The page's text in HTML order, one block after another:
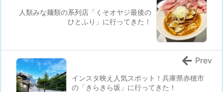
人類みな麺類の系列店「くそオヤジ最後の
ひとふり」に行ってきた！
インスタ映え人気スポット！兵庫県赤穂市
の「きらきら坂」に行ってきた！
Prev